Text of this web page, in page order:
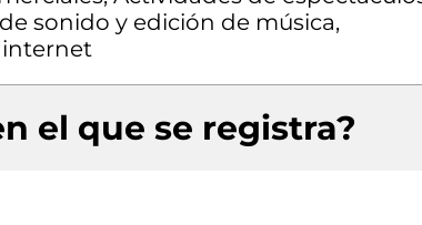
sonido y edición de música,
internet
el que se registra?